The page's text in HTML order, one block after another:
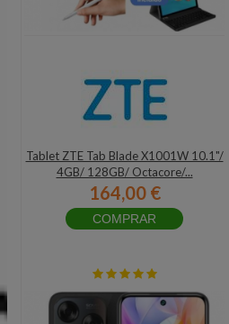
Tablet ZTE Tab Blade X1001W 10.1"/
4GB/ 128GB/ Octacore/...
164,00 €
COMPRAR